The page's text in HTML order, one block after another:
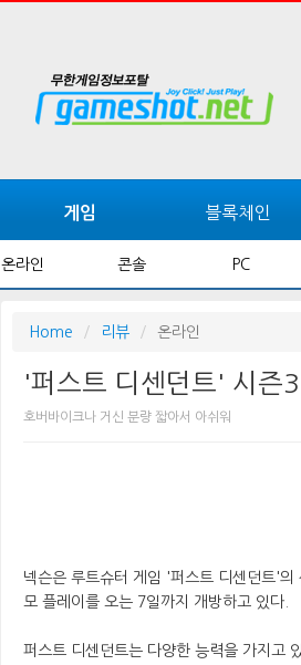
게임 블록체인
온라인 콘솔 PC
Home 리뷰 온라인
'퍼스트 디센던트' 시즌
호버바이크나 거신 분량 짧아서 아쉬워
넥슨은 루트슈터 게임 '퍼스트 디센던트'의
모 플레이를 오는 7일까지 개방하고 있다.
퍼스트 디센던트는 다양한 능력을 가지고